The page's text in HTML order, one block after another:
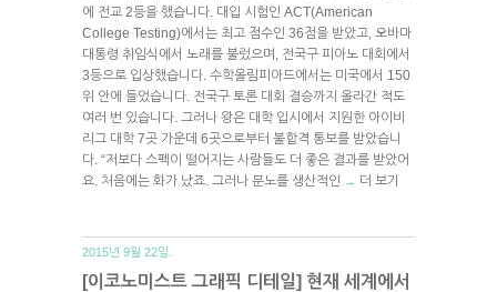
에 전교 2등을 했습니다. 대입 시험인 ACT(American
College Testing)에서는 최고 점수인 36점을 받았고, 오바마
대통령 취임식에서 노래를 불렀으며, 전국구 피아노 대회에서
3등으로 입상했습니다. 수학올림피아드에서는 미국에서 150
위 안에 들었습니다. 전국구 토론 대회 결승까지 올라간 적도
여러 번 있습니다. 그러나 왕은 대학 입시에서 지원한 아이비
리그 대학 7곳 가운데 6곳으로부터 불합격 통보를 받았습니
다. “저보다 스펙이 떨어지는 사람들도 더 좋은 결과를 받았어
요. 처음에는 화가 났죠. 그러나 분노를 생산적인 → 더 보기
2015년 9월 22일.
[이코노미스트 그래픽 디테일] 현재 세계에서